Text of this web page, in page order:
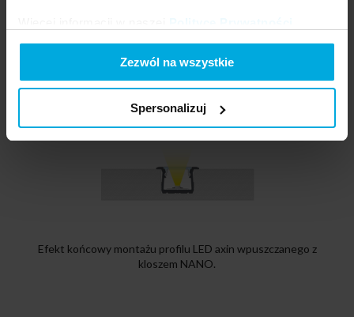
Zezwól na wszystkie
Spersonalizuj
Instrukcja montażu profilu LED axin wpuszczanego z kloszem
NANO.
Efekt końcowy montażu profilu LED axin wpuszczanego z
kloszem NANO.